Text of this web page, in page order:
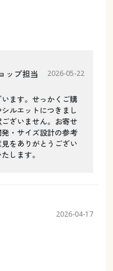
ップ担当 2026-05-22
ます。せっかくご購
ルエットにつきまし
ざいません。お寄せ
・サイズ設計の参考
をありがとうござい
します。
2026-04-17